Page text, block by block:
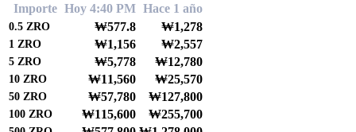
Importe Hoy 4:40 PM Hace 1 año
0.5 ZRO ₩577.8 ₩1,278
1 ZRO ₩1,156 ₩2,557
5 ZRO ₩5,778 ₩12,780
10 ZRO ₩11,560 ₩25,570
50 ZRO ₩57,780 ₩127,800
100 ZRO ₩115,600 ₩255,700